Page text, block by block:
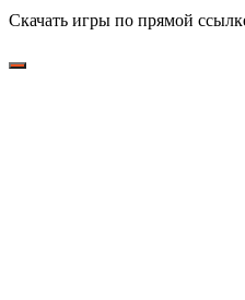
Скачать игры по прямой